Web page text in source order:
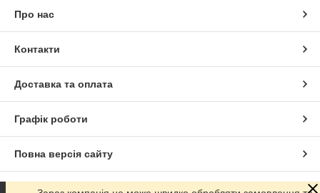
Про нас
Контакти
Доставка та оплата
Графік роботи
Повна версія сайту
Сайт створено на маркетплейсіProm.ua